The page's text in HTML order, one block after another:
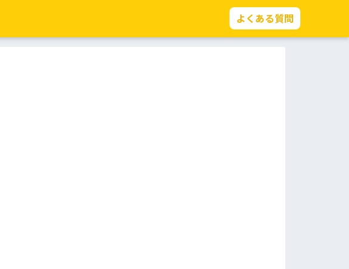
よくある質問